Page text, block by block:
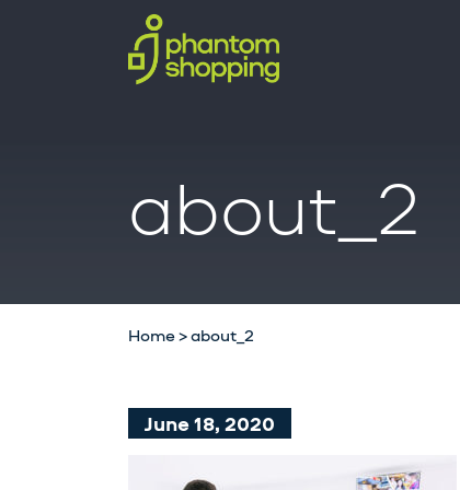
about_2
Home>about_2
June 18, 2020